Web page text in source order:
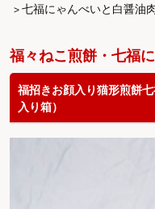
七福にゃんべいと白醤油
福々ねこ煎餅・七福
福招きお顔入り猫形煎餅
入り箱）